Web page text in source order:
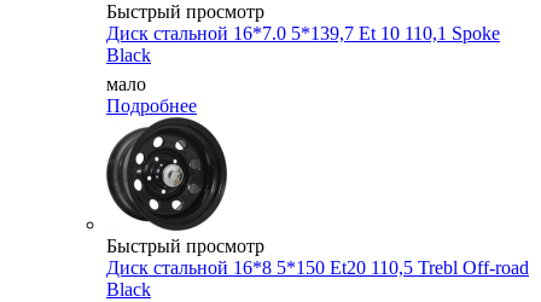
Быстрый просмотр
Диск стальной 16*7.0 5*139,7 Et 10 110,1 Spoke
Black
мало
Подробнее
Быстрый просмотр
Диск стальной 16*8 5*150 Et20 110,5 Trebl Off-road
Black